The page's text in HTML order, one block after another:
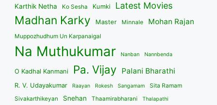
Karthik Netha Ko Sesha Kumki Latest Movies
Madhan Karky Master Minnale Mohan Rajan
Muppozhudhum Un Karpanaigal
Na Muthukumar Nanban Nannbenda
O Kadhal Kanmani Pa. Vijay Palani Bharathi
R. V. Udayakumar Raayan Rokesh Sangamam
Sita Ramam
Sivakarthikeyan
Snehan Thaamirabharani Thalapathi